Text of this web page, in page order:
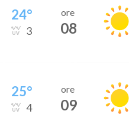
24°
3
ore
08
25°
4
ore
09